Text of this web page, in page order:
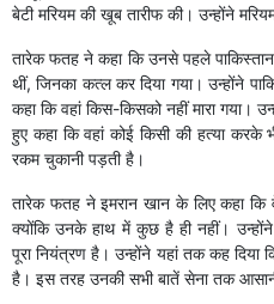
बेटी मरियम की खूब तारीफ की। उन्होंने
तारेक फतह ने कहा कि उनसे पहले पाकिस्तान
थीं, जिनका कत्ल कर दिया गया। उन्होंने
कहा कि वहां किस-किसको नहीं मारा गया।
हुए कहा कि वहां कोई किसी की हत्या
रकम चुकानी पड़ती है।
तारेक फतह ने इमरान खान के लिए कहा कि
क्योंकि उनके हाथ में कुछ है ही नहीं।
पूरा नियंत्रण है। उन्होंने यहां तक कह दिया
है। इस तरह उनकी सभी बातें सेना तक